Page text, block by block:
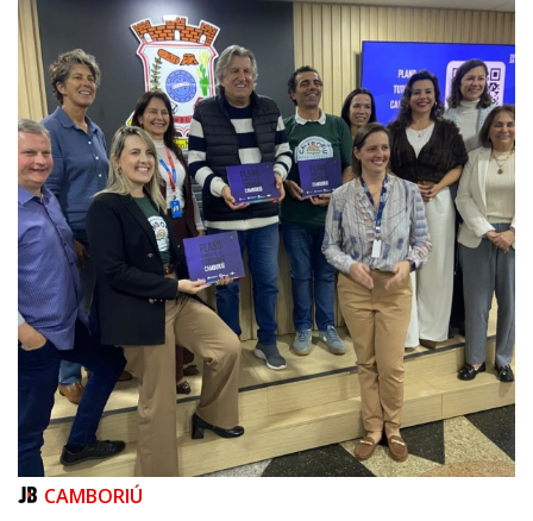
09/08/2026 | 07:00
Prefeitura apresenta projeto da Praça do Pescador à comunidade na
próxima quinta-feira (13/08)
BALNEÁRIO PIÇARRAS
CAMBORIÚ